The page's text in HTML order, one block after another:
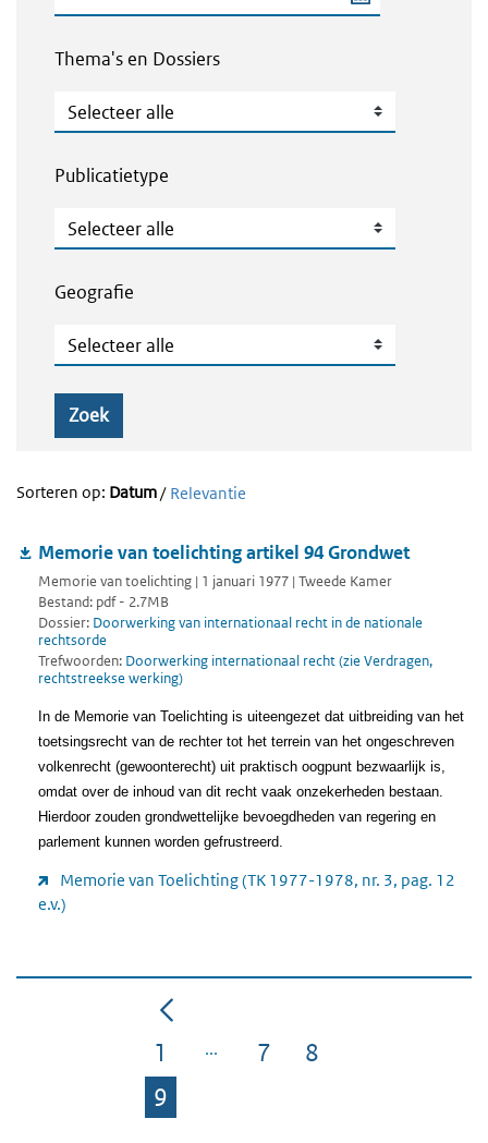
Thema's en Dossiers
Thema's en Dossiers
Publicatietype
Publicatietype
Geografie
Geografie
Zoek
Sorteren op: Datum/ Relevantie
Memorie van toelichting artikel 94 Grondwet
Memorie van toelichting | 1 januari 1977 | Tweede Kamer
Bestand: pdf - 2.7MB
Dossier: Doorwerking van internationaal recht in de nationale
rechtsorde
Trefwoorden: Doorwerking internationaal recht (zie Verdragen,
rechtstreekse werking)
In de Memorie van Toelichting is uiteengezet dat uitbreiding van het
toetsingsrecht van de rechter tot het terrein van het ongeschreven
volkenrecht (gewoonterecht) uit praktisch oogpunt bezwaarlijk is,
omdat over de inhoud van dit recht vaak onzekerheden bestaan.
Hierdoor zouden grondwettelijke bevoegdheden van regering en
parlement kunnen worden gefrustreerd.
Memorie van Toelichting (TK 1977-1978, nr. 3, pag. 12
e.v.)
Pagina
1 Pagina
7 Pagina
8
Pagina
9